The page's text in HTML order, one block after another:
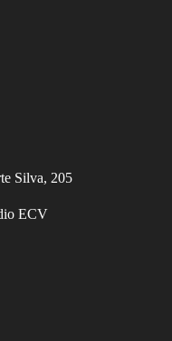
Silva, 205
ECV